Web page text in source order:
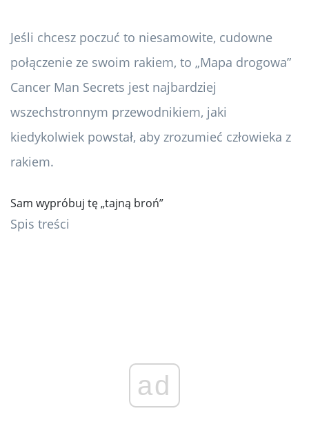
Jeśli chcesz poczuć to niesamowite, cudowne
połączenie ze swoim rakiem, to „Mapa drogowa”
Cancer Man Secrets jest najbardziej
wszechstronnym przewodnikiem, jaki
kiedykolwiek powstał, aby zrozumieć człowieka z
rakiem.
Sam wypróbuj tę „tajną broń”
Spis treści
ad